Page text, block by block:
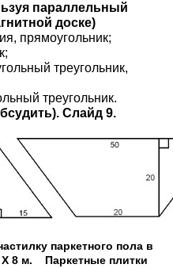
параллельный
доске)
прямоугольник;
треугольник,
треугольник.
Слайд 9.
паркетного пола в
X 8 м. Паркетные плитки